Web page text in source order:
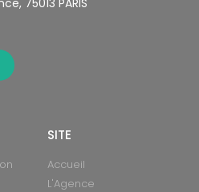
SITE
Accueil
L'Agence